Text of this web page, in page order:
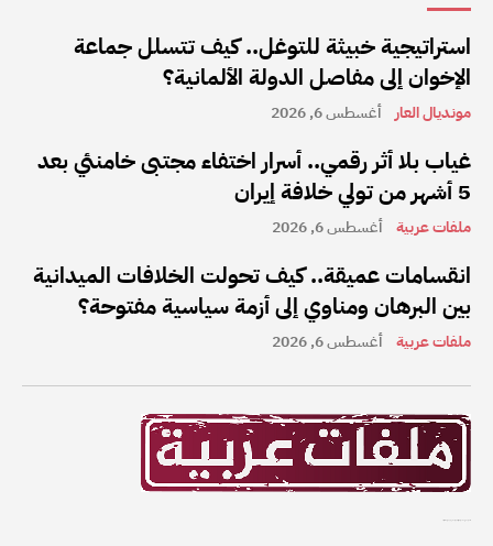
استراتيجية خبيثة للتوغل.. كيف تتسلل جماعة
الإخوان إلى مفاصل الدولة الألمانية؟
مونديال العار أغسطس 6, 2026
غياب بلا أثر رقمي.. أسرار اختفاء مجتبى خامنئي بعد
5 أشهر من تولي خلافة إيران
ملفات عربية أغسطس 6, 2026
انقسامات عميقة.. كيف تحولت الخلافات الميدانية
بين البرهان ومناوي إلى أزمة سياسية مفتوحة؟
ملفات عربية أغسطس 6, 2026